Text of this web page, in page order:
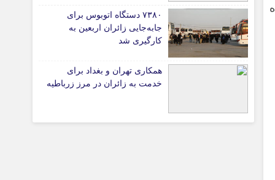
راه
۷۳۸۰ دستگاه اتوبوس برای
جابه‌جایی زائران اربعین به‌
کارگیری شد
همکاری تهران و بغداد برای
خدمت به زائران در مرز زرباطیه